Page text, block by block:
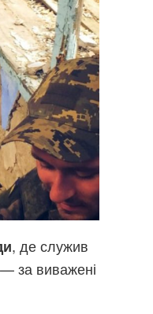
, де служив
за виважені